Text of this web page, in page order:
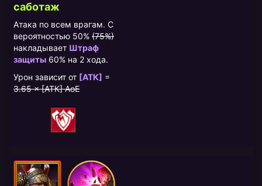
саботаж
Атака по всем врагам. С
вероятностью 50% (75%)
накладывает Штраф
защиты 60% на 2 хода.
Урон зависит от [АТК] =
3.65 × [АТК] AoE